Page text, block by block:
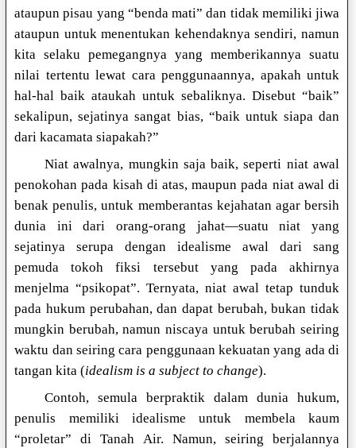
ataupun pisau yang “benda mati” dan tidak memiliki jiwa
ataupun untuk menentukan kehendaknya sendiri, namun
kita selaku pemegangnya yang memberikannya suatu
nilai tertentu lewat cara penggunaannya, apakah untuk
hal-hal baik ataukah untuk sebaliknya. Disebut “baik”
sekalipun, sejatinya sangat bias, “baik untuk siapa dan
dari kacamata siapakah?”
Niat awalnya, mungkin saja baik, seperti niat awal
penokohan pada kisah di atas, maupun pada niat awal di
benak penulis, untuk memberantas kejahatan agar bersih
dunia ini dari orang-orang jahat—suatu niat yang
sejatinya serupa dengan idealisme awal dari sang
pemuda tokoh fiksi tersebut yang pada akhirnya
menjelma “psikopat”. Ternyata, niat awal tetap tunduk
pada hukum perubahan, dan dapat berubah, bukan tidak
mungkin berubah, namun niscaya untuk berubah seiring
waktu dan seiring cara penggunaan kekuatan yang ada di
tangan kita (idealism is a subject to change).
Contoh, semula berpraktik dalam dunia hukum,
penulis memiliki idealisme untuk membela kaum
“proletar” di Tanah Air. Namun, seiring berjalannya